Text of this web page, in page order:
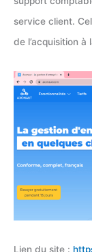
service client.
de l’acquisition à
Lien du site :